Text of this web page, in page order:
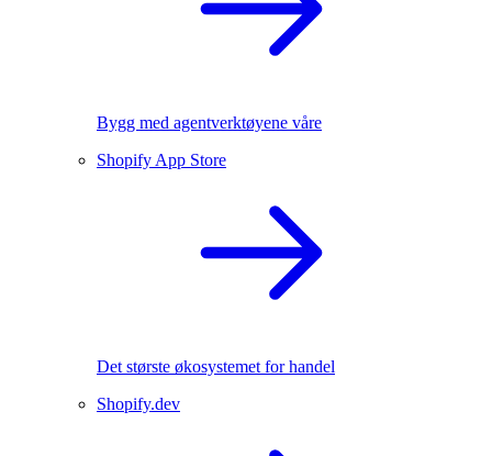
Bygg med agentverktøyene våre
Shopify App Store
Det største økosystemet for handel
Shopify.dev